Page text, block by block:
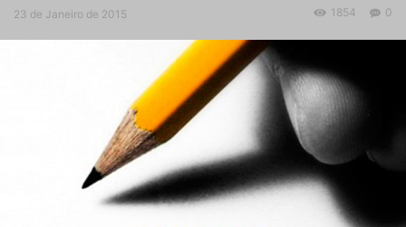
23 de Janeiro de 2015 0
1854